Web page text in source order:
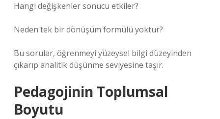
Hangi değişkenler sonucu etkiler?
Neden tek bir dönüşüm formülü yoktur?
Bu sorular, öğrenmeyi yüzeysel bilgi düzeyinden
çıkarıp analitik düşünme seviyesine taşır.
Pedagojinin Toplumsal
Boyutu